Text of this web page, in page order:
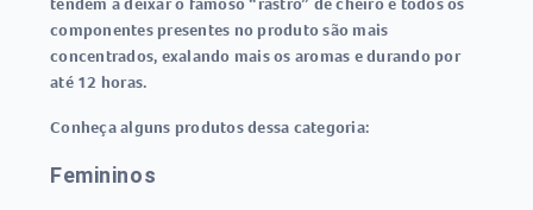
componentes presentes no produto são mais
concentrados, exalando mais os aromas e durando por
até 12 horas.
Conheça alguns produtos dessa categoria:
Femininos